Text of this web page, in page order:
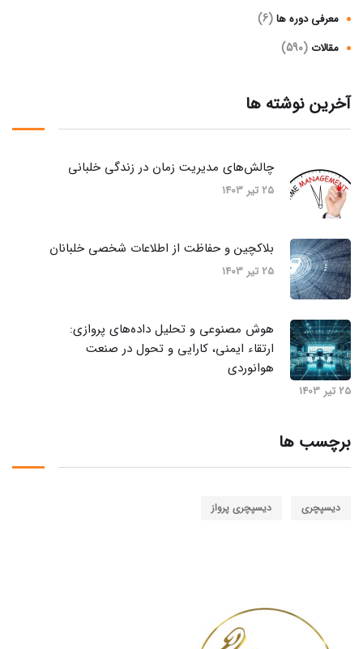
معرفی دوره ها(6)
مقالات (590)
آخرین نوشته ها
چالش‌های مدیریت زمان در زندگی خلبانی
25 تیر 1403
بلاکچین و حفاظت از اطلاعات شخصی خلبانان
25 تیر 1403
هوش مصنوعی و تحلیل داده‌های پروازی:
ارتقاء ایمنی، کارایی و تحول در صنعت
هوانوردی
25 تیر 1403
برچسب ها
دیسپچری دیسپچری پرواز